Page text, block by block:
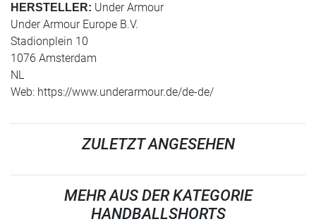
HERSTELLER: Under Armour
Under Armour Europe B.V.
Stadionplein 10
1076 Amsterdam
NL
Web: https://www.underarmour.de/de-de/
ZULETZT ANGESEHEN
MEHR AUS DER KATEGORIE
HANDBALLSHORTS